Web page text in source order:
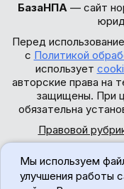
БазаНПА — сайт
Перед
с Политикой
использует
авторские права на
защищены. При
обязательна
Правовой
Мы используем
улучшения работы